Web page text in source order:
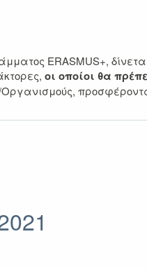
ERASMUS+,
οι οποίοι θα